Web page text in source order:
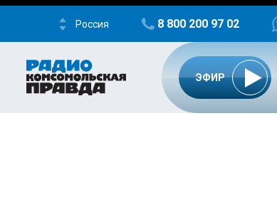
Россия 8 800 200 97 02
ЭФИР